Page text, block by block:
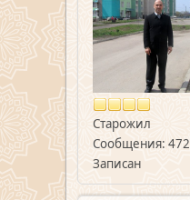
Старожил
Сообщения: 472
Записан